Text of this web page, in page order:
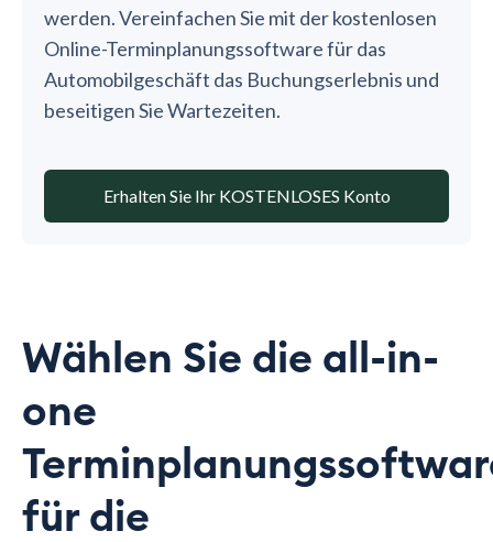
werden. Vereinfachen Sie mit der kostenlosen
Online-Terminplanungssoftware für das
Automobilgeschäft das Buchungserlebnis und
beseitigen Sie Wartezeiten.
Erhalten Sie Ihr KOSTENLOSES Konto
Wählen Sie die all-in-
one
für die